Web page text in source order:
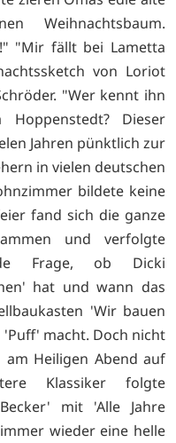
Weihnachtsbaum.
"Mir fällt bei Lametta
von Loriot
"Wer kennt ihn
Dieser
Jahren pünktlich zur
in vielen deutschen
bildete keine
fand sich die ganze
und verfolgte
Frage, ob Dicki
hat und wann das
'Wir bauen
macht. Doch nicht
Heiligen Abend auf
Klassiker folgte
mit 'Alle Jahre
wieder eine helle